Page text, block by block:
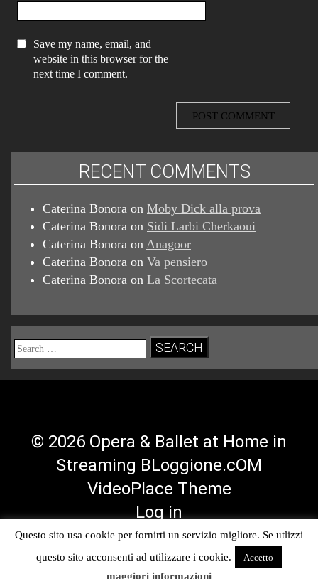
Save my name, email, and
website in this browser for the
next time I comment.
RECENT COMMENTS
Caterina Bonora on Moby Dick alla prova
Caterina Bonora on Sidi Larbi Cherkaoui
Caterina Bonora on Anagoor
Caterina Bonora on Va pensiero
Caterina Bonora on La Scortecata
Search
for:
© 2026 Opera & Ballet at Home in
Streaming BLoggione.cOM
VideoPlace Theme
Log in
ProfileProfileChannel
Feed
Questo sito usa cookie per fornirti un servizio migliore. Se utlizzi
questo sito acconsenti ad utilizzare i cookie.
Accetto
maggiori informazioni